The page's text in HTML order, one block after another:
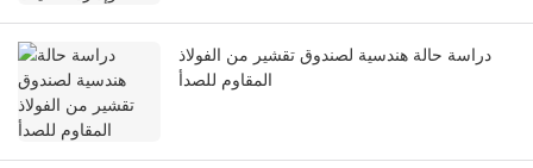
دراسة حالة هندسية لصندوق تقشير من الفولاذ
المقاوم للصدأ